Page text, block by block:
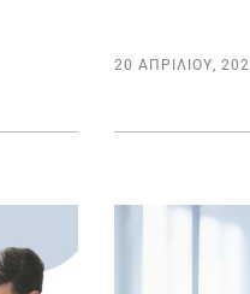
20 ΑΠΡΙΛΊΟΥ,